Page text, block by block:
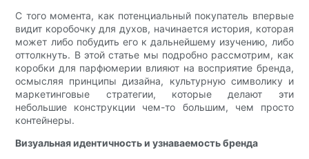
С того момента, как потенциальный покупатель впервые
видит коробочку для духов, начинается история, которая
может либо побудить его к дальнейшему изучению, либо
оттолкнуть. В этой статье мы подробно рассмотрим, как
коробки для парфюмерии влияют на восприятие бренда,
осмысляя принципы дизайна, культурную символику и
маркетинговые стратегии, которые делают эти
небольшие конструкции чем-то большим, чем просто
контейнеры.
Визуальная идентичность и узнаваемость бренда